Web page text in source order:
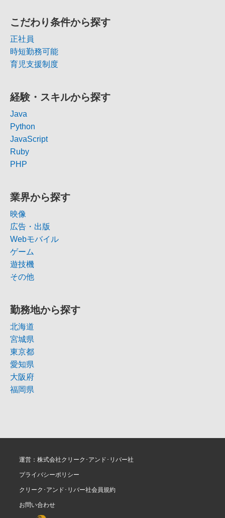
こだわり条件から探す
正社員
時短勤務可能
育児支援制度
経験・スキルから探す
Java
Python
JavaScript
Ruby
PHP
業界から探す
映像
広告・出版
Webモバイル
ゲーム
遊技機
その他
勤務地から探す
北海道
宮城県
東京都
愛知県
大阪府
福岡県
運営：株式会社クリーク･アンド･リバー社
プライバシーポリシー
クリーク･アンド･リバー社会員規約
お問い合わせ